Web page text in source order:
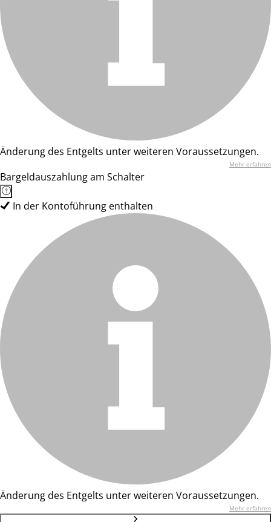
Änderung des Entgelts unter weiteren Voraussetzungen.
Mehr erfahren
Bargeldauszahlung am Schalter
In der Kontoführung enthalten
Änderung des Entgelts unter weiteren Voraussetzungen.
Mehr erfahren